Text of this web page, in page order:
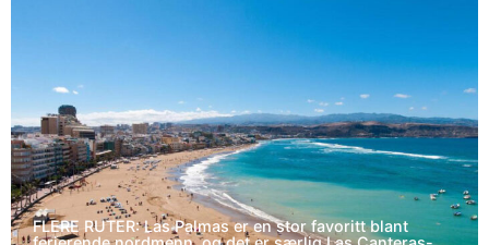
FLERE RUTER: Las Palmas er en stor favoritt blant